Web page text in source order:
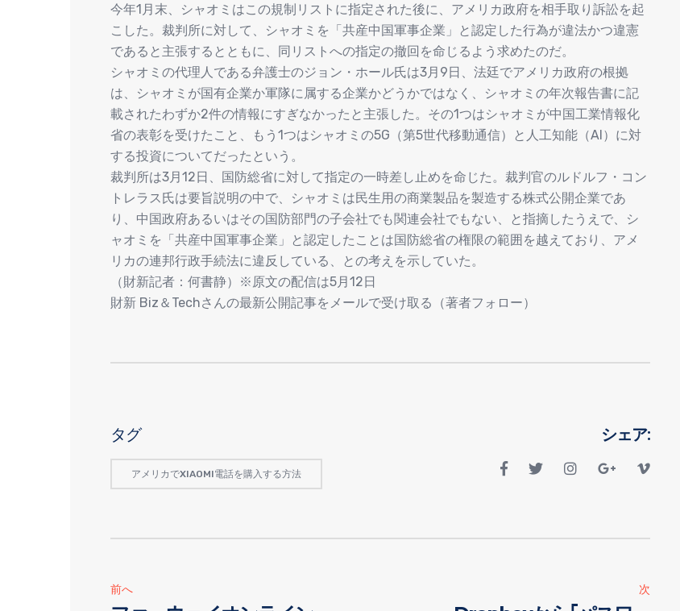
今年1月末、シャオミはこの規制リストに指定された後に、アメリカ政府を相手取り訴訟を起
こした。裁判所に対して、シャオミを「共産中国軍事企業」と認定した行為が違法かつ違憲
であると主張するとともに、同リストへの指定の撤回を命じるよう求めたのだ。
シャオミの代理人である弁護士のジョン・ホール氏は3月9日、法廷でアメリカ政府の根拠
は、シャオミが国有企業か軍隊に属する企業かどうかではなく、シャオミの年次報告書に記
載されたわずか2件の情報にすぎなかったと主張した。その1つはシャオミが中国工業情報化
省の表彰を受けたこと、もう1つはシャオミの5G（第5世代移動通信）と人工知能（AI）に対
する投資についてだったという。
裁判所は3月12日、国防総省に対して指定の一時差し止めを命じた。裁判官のルドルフ・コン
トレラス氏は要旨説明の中で、シャオミは民生用の商業製品を製造する株式公開企業であ
り、中国政府あるいはその国防部門の子会社でも関連会社でもない、と指摘したうえで、シ
ャオミを「共産中国軍事企業」と認定したことは国防総省の権限の範囲を越えており、アメ
リカの連邦行政手続法に違反している、との考えを示していた。
（財新記者：何書静）※原文の配信は5月12日
財新 Biz＆Techさんの最新公開記事をメールで受け取る（著者フォロー）
タグ
アメリカでXIAOMI電話を購入する方法
シェア:
前へ 次